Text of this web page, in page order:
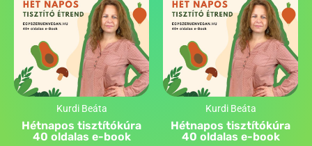
Kurdi Beáta
Hétnapos tisztítókúra
40 oldalas e-book
Kurdi Beáta
Hétnapos tisztítókúra
40 oldalas e-book